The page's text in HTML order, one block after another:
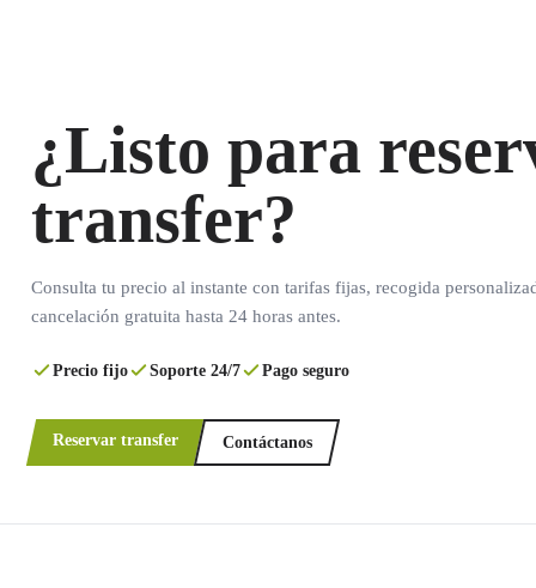
¿Listo para
transfer?
Consulta tu precio al instante con tarifas fijas, recogida
cancelación gratuita hasta 24 horas antes.
Precio fijo Soporte 24/7 Pago seguro
Reservar transfer Contáctanos